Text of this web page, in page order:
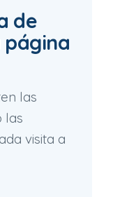
de
página
las
las
visita a